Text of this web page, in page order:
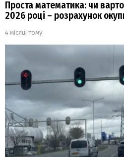
Проста математика: чи
2026 році – розрахунок
4 місяці тому